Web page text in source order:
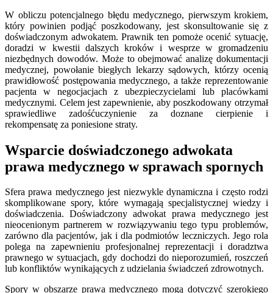
W obliczu potencjalnego błędu medycznego, pierwszym krokiem,
który powinien podjąć poszkodowany, jest skonsultowanie się z
doświadczonym adwokatem. Prawnik ten pomoże ocenić sytuację,
doradzi w kwestii dalszych kroków i wesprze w gromadzeniu
niezbędnych dowodów. Może to obejmować analizę dokumentacji
medycznej, powołanie biegłych lekarzy sądowych, którzy ocenią
prawidłowość postępowania medycznego, a także reprezentowanie
pacjenta w negocjacjach z ubezpieczycielami lub placówkami
medycznymi. Celem jest zapewnienie, aby poszkodowany otrzymał
sprawiedliwe zadośćuczynienie za doznane cierpienie i
rekompensatę za poniesione straty.
Wsparcie doświadczonego adwokata
prawa medycznego w sprawach spornych
Sfera prawa medycznego jest niezwykle dynamiczna i często rodzi
skomplikowane spory, które wymagają specjalistycznej wiedzy i
doświadczenia. Doświadczony adwokat prawa medycznego jest
nieocenionym partnerem w rozwiązywaniu tego typu problemów,
zarówno dla pacjentów, jak i dla podmiotów leczniczych. Jego rola
polega na zapewnieniu profesjonalnej reprezentacji i doradztwa
prawnego w sytuacjach, gdy dochodzi do nieporozumień, roszczeń
lub konfliktów wynikających z udzielania świadczeń zdrowotnych.
Spory w obszarze prawa medycznego mogą dotyczyć szerokiego